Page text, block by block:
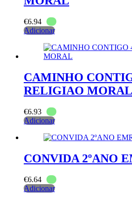
€6.94
Adicionar
CAMINHO
RELIGIAO MORAL
€6.93
Adicionar
CONVIDA 2ºANO
€6.64
Adicionar